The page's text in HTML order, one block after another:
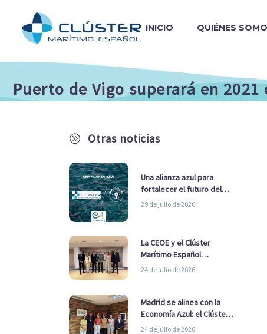
INICIO QUIÉNES
Puerto de Vigo superará en
A Otras noticias
Una alianza azul para
fortalecer el futuro del
sector marítimo
29 de julio de 2026
La CEOE y el Clúster
Marítimo Español
refuerzan su alianza para
24 de julio de 2026
Madrid se alinea con la
Economía Azul: el Clúster
Marítimo Español y la Real
24 de julio de 2026